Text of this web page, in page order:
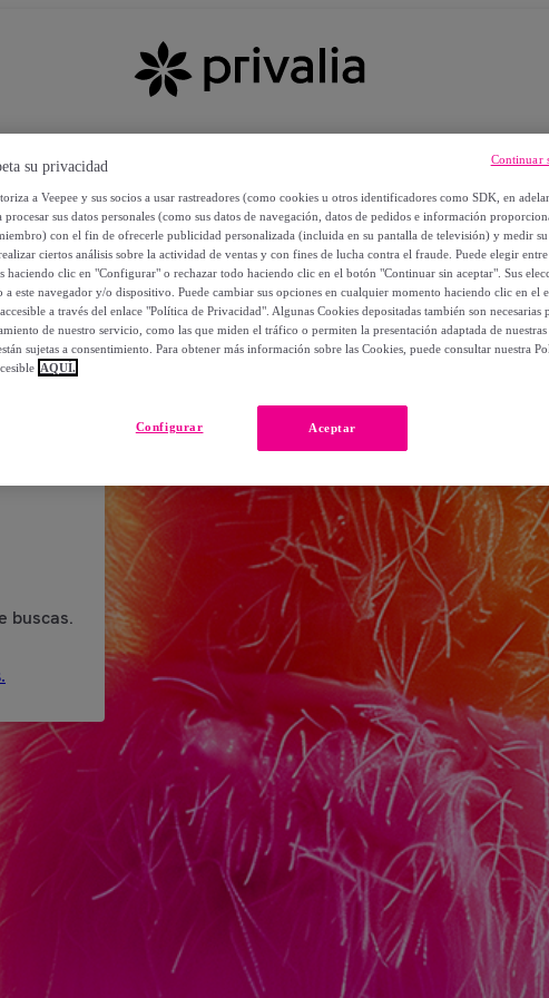
buscas.
su privacidad
a Veepee y sus socios a usar rastreadores (como cookies u otros identificadores como SDK, en
procesar sus datos personales (como sus datos de navegación, datos de pedidos e información
con el fin de ofrecerle publicidad personalizada (incluida en su pantalla de televisión) y medir su
ciertos análisis sobre la actividad de ventas y con fines de lucha contra el fraude. Puede elegir entre
haciendo clic en "Configurar" o rechazar todo haciendo clic en el botón "Continuar sin aceptar". Sus
a este navegador y/o dispositivo. Puede cambiar sus opciones en cualquier momento haciendo clic en el
a través del enlace "Política de Privacidad". Algunas Cookies depositadas también son necesarias
de nuestro servicio, como las que miden el tráfico o permiten la presentación adaptada de nuestras
sujetas a consentimiento. Para obtener más información sobre las Cookies, puede consultar nuestra
AQUÍ.
Aceptar
Configurar
Continuar